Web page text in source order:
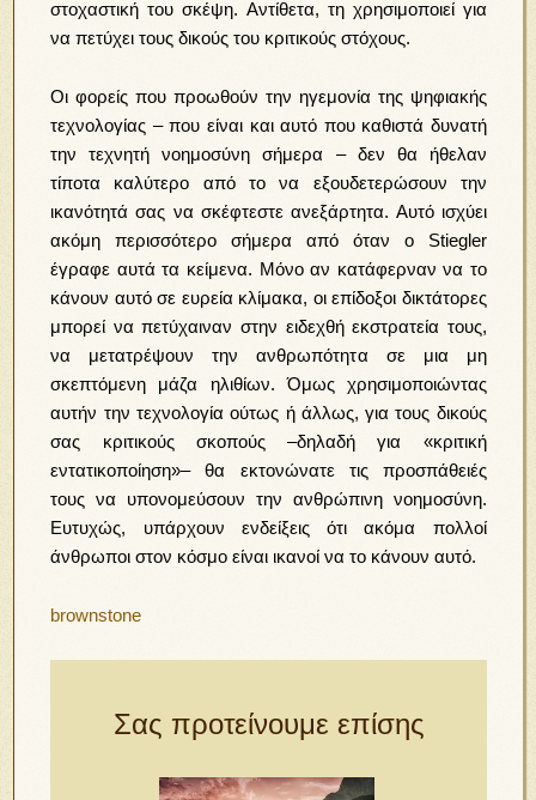
στοχαστική του σκέψη. Αντίθετα, τη χρησιμοποιεί για
να πετύχει τους δικούς του κριτικούς στόχους.
Οι φορείς που προωθούν την ηγεμονία της ψηφιακής
τεχνολογίας – που είναι και αυτό που καθιστά δυνατή
την τεχνητή νοημοσύνη σήμερα – δεν θα ήθελαν
τίποτα καλύτερο από το να εξουδετερώσουν την
ικανότητά σας να σκέφτεστε ανεξάρτητα. Αυτό ισχύει
ακόμη περισσότερο σήμερα από όταν ο Stiegler
έγραφε αυτά τα κείμενα. Μόνο αν κατάφερναν να το
κάνουν αυτό σε ευρεία κλίμακα, οι επίδοξοι δικτάτορες
μπορεί να πετύχαιναν στην ειδεχθή εκστρατεία τους,
να μετατρέψουν την ανθρωπότητα σε μια μη
σκεπτόμενη μάζα ηλιθίων. Όμως χρησιμοποιώντας
αυτήν την τεχνολογία ούτως ή άλλως, για τους δικούς
σας κριτικούς σκοπούς –δηλαδή για «κριτική
εντατικοποίηση»– θα εκτονώνατε τις προσπάθειές
τους να υπονομεύσουν την ανθρώπινη νοημοσύνη.
Ευτυχώς, υπάρχουν ενδείξεις ότι ακόμα πολλοί
άνθρωποι στον κόσμο είναι ικανοί να το κάνουν αυτό.
brownstone
Σας προτείνουμε επίσης